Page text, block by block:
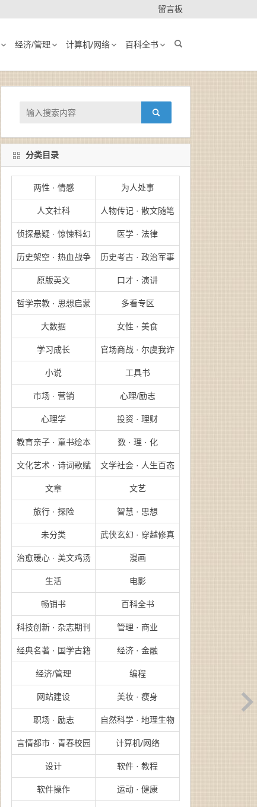
留言板
经济/管理 计算机/网络 百科全书
分类目录
两性 · 情感 为人处事
人文社科 人物传记 · 散文随笔
侦探悬疑 · 惊悚科幻 医学 · 法律
历史架空 · 热血战争 历史考古 · 政治军事
原版英文 口才 · 演讲
哲学宗教 · 思想启蒙 多看专区
大数据 女性 · 美食
学习成长 官场商战 · 尔虞我诈
小说 工具书
市场 · 营销 心理/励志
心理学 投资 · 理财
教育亲子 · 童书绘本 数 · 理 · 化
文化艺术 · 诗词歌赋 文学社会 · 人生百态
文章 文艺
旅行 · 探险 智慧 · 思想
未分类 武侠玄幻 · 穿越修真
治愈暖心 · 美文鸡汤 漫画
生活 电影
畅销书 百科全书
科技创新 · 杂志期刊 管理 · 商业
经典名著 · 国学古籍 经济 · 金融
经济/管理 编程
网站建设 美妆 · 瘦身
职场 · 励志 自然科学 · 地理生物
言情都市 · 青春校园 计算机/网络
设计 软件 · 教程
软件操作 运动 · 健康